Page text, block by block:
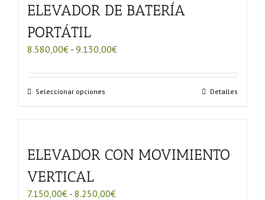
ELEVADOR DE BATERÍA
PORTÁTIL
8.580,00€ - 9.130,00€Rango
precios:
Seleccionar opciones
Las
pueden
Detalles
ELEVADOR CON MOVIMIENTO
VERTICAL
7.150,00€ - 8.250,00€Rango